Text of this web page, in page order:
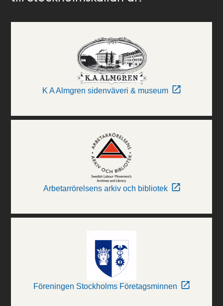
K A Almgren sidenväveri & museum
Arbetarrörelsens arkiv och bibliotek
Föreningen Stockholms Företagsminnen